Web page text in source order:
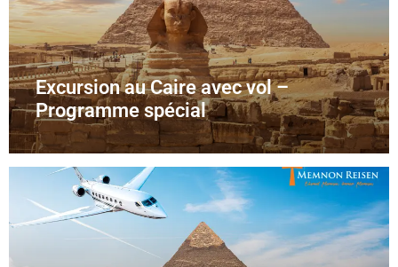
Excursion au Caire avec vol –
Programme spécial